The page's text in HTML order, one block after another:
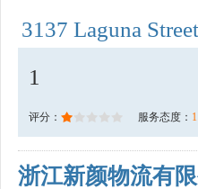
3137 Laguna Street
1
评分： 服务态度： 1
浙江新颜物流有